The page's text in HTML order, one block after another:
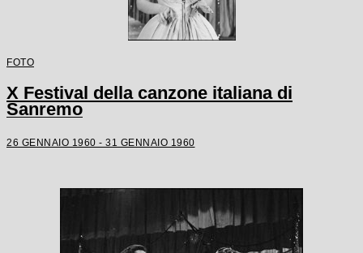
FOTO
X Festival della canzone italiana di
Sanremo
26 GENNAIO 1960 - 31 GENNAIO 1960